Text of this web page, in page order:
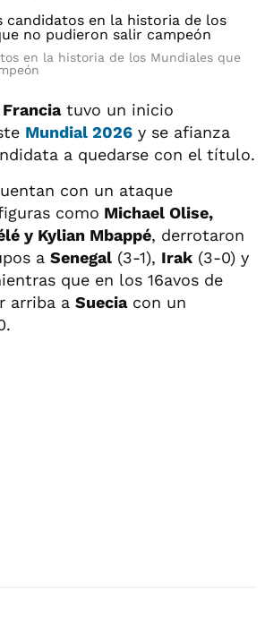
en la historia de los Mundiales que
Franciatuvo un inicio
Mundial 2026 y se afianza
a quedarse con el título.
con un ataque
como Michael Olise,
y Kylian Mbappé, derrotaron
a Senegal (3-1), Irak (3-0) y
que en los 16avos de
arriba a Sueciacon un